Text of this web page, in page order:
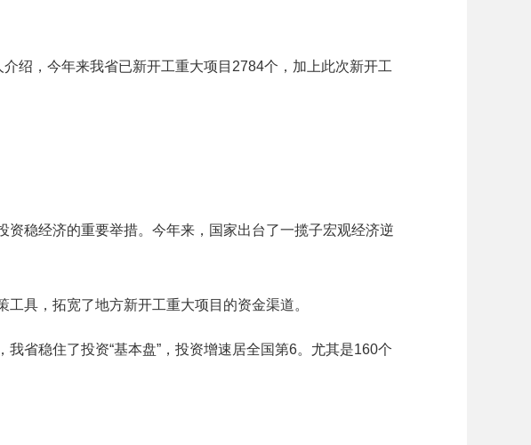
绍，今年来我省已新开工重大项目2784个，加上此次新开工
稳经济的重要举措。今年来，国家出台了一揽子宏观经济逆
具，拓宽了地方新开工重大项目的资金渠道。
稳住了投资“基本盘”，投资增速居全国第6。尤其是160个